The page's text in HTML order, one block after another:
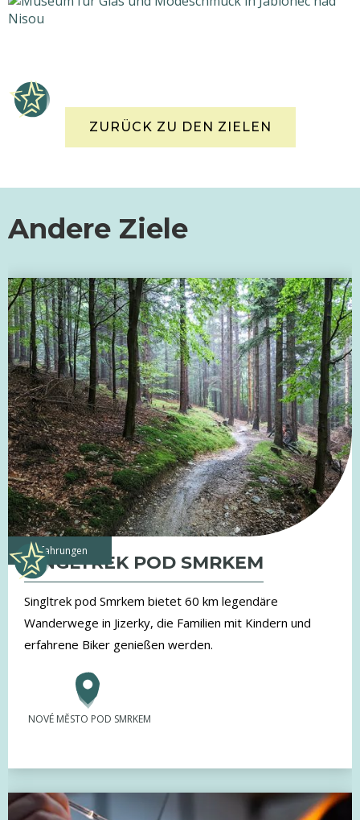
ZURÜCK ZU DEN ZIELEN
Andere Ziele
Erfahrungen
SINGLTREK POD SMRKEM
Singltrek pod Smrkem bietet 60 km legendäre
Wanderwege in Jizerky, die Familien mit Kindern und
erfahrene Biker genießen werden.
NOVÉ MĚSTO POD SMRKEM